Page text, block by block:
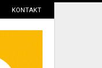
KONTAKT